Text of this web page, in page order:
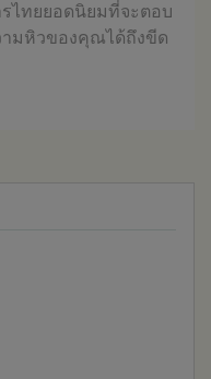
ไทยยอดนิยมที่จะตอบ
มหิวของคุณได้ถึงขีด